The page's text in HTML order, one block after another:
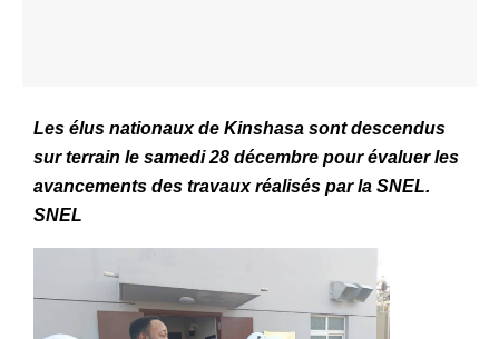
Les élus nationaux de Kinshasa sont descendus
sur terrain le samedi 28 décembre pour évaluer les
avancements des travaux réalisés par la SNEL.
SNEL